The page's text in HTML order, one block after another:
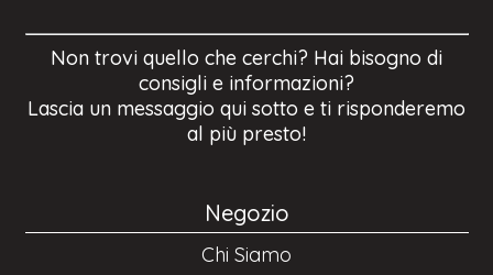
Non trovi quello che cerchi? Hai bisogno di
consigli e informazioni?
Lascia un messaggio qui sotto e ti risponderemo
al più presto!
Negozio
Chi Siamo